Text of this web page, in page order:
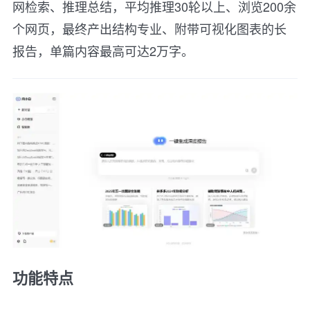
网检索、推理总结，平均推理30轮以上、浏览200余
个网页，最终产出结构专业、附带可视化图表的长
报告，单篇内容最高可达2万字。
功能特点